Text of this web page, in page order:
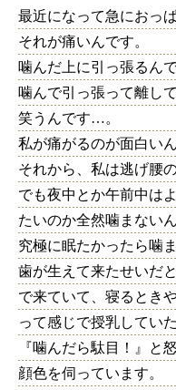
最近になって急におっ
それが痛いんです。
噛んだ上に引っ張るんで
噛んで引っ張って離し
笑うんです…。
私が痛がるのが面白い
それから、私は逃げ腰
でも夜中とか午前中は
たいのか全然噛まないん
究極に眠たかったら噛
歯が生えて来たせいだ
で来ていて、寝るとき
って感じで授乳してい
『噛んだら駄目！』と
顔色を伺っています。